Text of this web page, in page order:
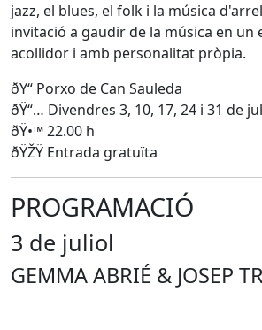
jazz, el blues, el folk i la música
invitació a gaudir de la música en un
acollidor i amb personalitat pròpia.
ðŸ“ Porxo de Can Sauleda
ðŸ“… Divendres 3, 10, 17, 24 i 31 de
ðŸ•™ 22.00 h
ðŸŽŸ️ Entrada gratuïta
PROGRAMACIÓ
3 de juliol
GEMMA ABRIÉ & JOSEP